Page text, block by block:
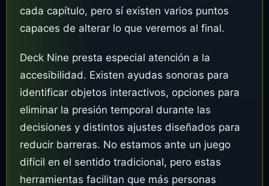
cada capítulo, pero sí existen varios puntos
capaces de alterar lo que veremos al final.
Deck Nine presta especial atención a la
accesibilidad. Existen ayudas sonoras para
identificar objetos interactivos, opciones para
eliminar la presión temporal durante las
decisiones y distintos ajustes diseñados para
reducir barreras. No estamos ante un juego
difícil en el sentido tradicional, pero estas
herramientas facilitan que más personas